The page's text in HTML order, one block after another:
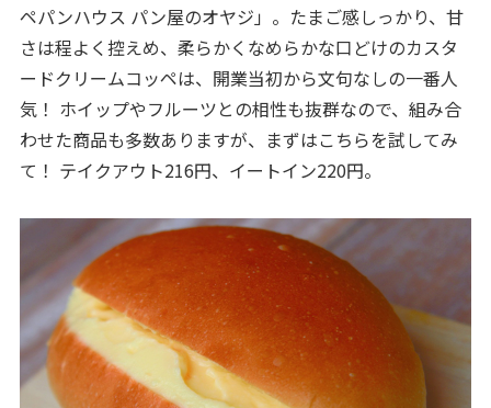
ペパンハウス パン屋のオヤジ」。たまご感しっかり、甘
さは程よく控えめ、柔らかくなめらかな口どけのカスタ
ードクリームコッペは、開業当初から文句なしの一番人
気！ ホイップやフルーツとの相性も抜群なので、組み合
わせた商品も多数ありますが、まずはこちらを試してみ
て！ テイクアウト216円、イートイン220円。